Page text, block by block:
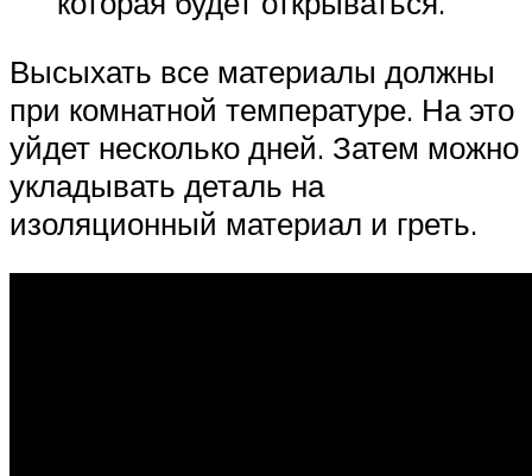
Высыхать все материалы должны
при комнатной температуре. На это
уйдет несколько дней. Затем можно
укладывать деталь на
изоляционный материал и греть.